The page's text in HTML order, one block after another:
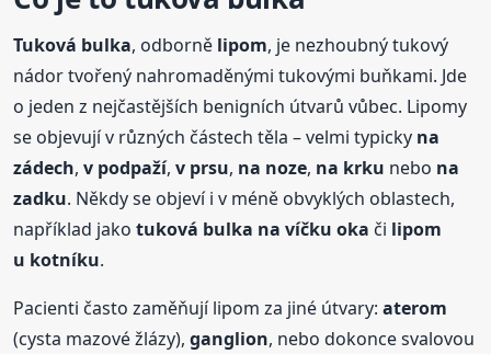
Tuková bulka, odborně lipom, je nezhoubný tukový
nádor tvořený nahromaděnými tukovými buňkami. Jde
o jeden z nejčastějších benigních útvarů vůbec. Lipomy
se objevují v různých částech těla – velmi typicky na
zádech,v podpaží,v prsu, na noze, na krku nebo na
zadku. Někdy se objeví i v méně obvyklých oblastech,
například jakotuková bulka na víčku oka či lipom
u kotníku.
Pacienti často zaměňují lipom za jiné útvary:aterom
(cysta mazové žlázy),ganglion, nebo dokonce svalovou